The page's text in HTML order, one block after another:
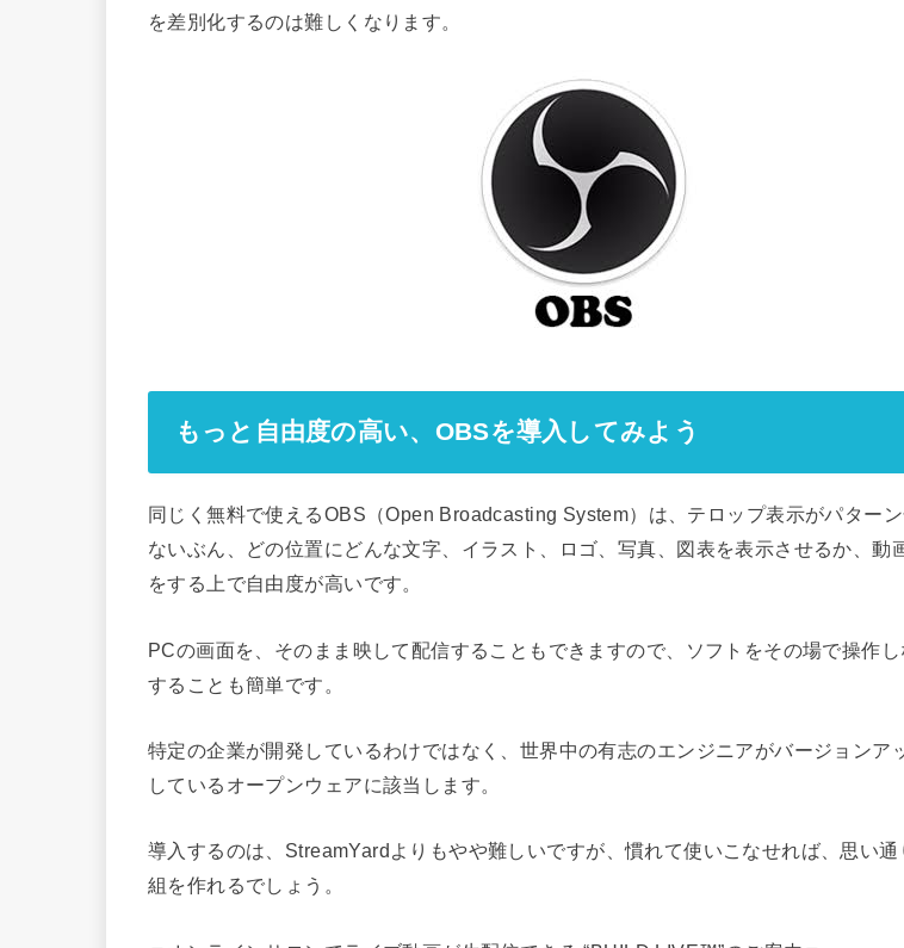
を差別化するのは難しくなります。
もっと自由度の高い、OBSを導入してみよう
同じく無料で使えるOBS（Open Broadcasting System）は、テロップ表示がパター
ないぶん、どの位置にどんな文字、イラスト、ロゴ、写真、図表を表示させるか、動
をする上で自由度が高いです。
PCの画面を、そのまま映して配信することもできますので、ソフトをその場で操作
することも簡単です。
特定の企業が開発しているわけではなく、世界中の有志のエンジニアがバージョンア
しているオープンウェアに該当します。
導入するのは、StreamYardよりもやや難しいですが、慣れて使いこなせれば、思い通
組を作れるでしょう。